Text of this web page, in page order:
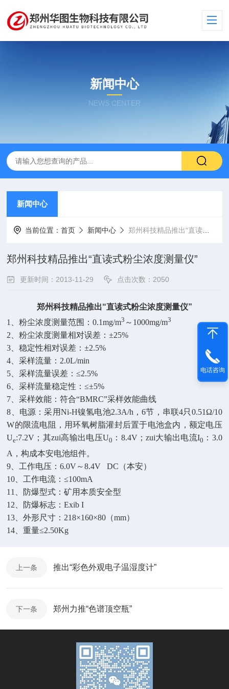
新闻中心
NEWS CENTER
新闻中心
当前位置：首页 新闻中心 郑州科技精品推出“直读式粉尘浓度测量仪”
郑州科技精品推出“直读式粉尘浓度测量仪”
更新时间：2013-11-29 点击次数：2050
郑州科技精品推出“直读式粉尘浓度测量仪”
1、粉尘浓度测量范围：0.1mg/m3 ～1000mg/m3
2、粉尘浓度测量相对误差：±25%
3、稳定性相对误差：±2.5%
4、采样流量：2.0L/min
5、采样流量误差：≤2.5%
6、采样流量稳定性：≤±5%
7、采样效能：符合“BMRC”采样效能曲线
8、电源：采用Ni-H镍氢电池2.3A/h，6节，串联4只0.51Ω/10
W的限流电阻，用环氧树脂灌封后置于电池盒内，额定电压
Ue:7.2V；其zui高输出电压U0 ：8.4V；zui大输出电流I0 ：3.0
A，构成本安电池组件。
9、工作电压：6.0V～8.4V DC（本安）
10、工作电流：≤100mA
11、防爆型式：矿用本质安全型
12、防爆标志：Exib I
13、外形尺寸：218×160×80（mm）
14、重量≤2.50Kg
上一条 推出“彩色外观电子温湿度计”
下一条 郑州力推“色谱顶空瓶”
电话咨询